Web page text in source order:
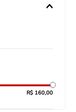
R$ 160,00